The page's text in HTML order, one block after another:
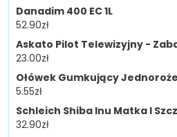
Danadim 400 EC 1L
52.90zł
Askato Pilot Telewizyjny -
23.00zł
Ołówek Gumkujący
5.55zł
Schleich Shiba Inu Matka I
32.90zł